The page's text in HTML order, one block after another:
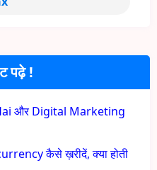
पढ़े !
और Digital Marketing
कैसे ख़रीदें, क्या होती